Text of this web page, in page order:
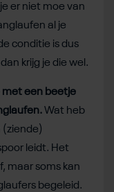
er niet moe van
al je
conditie is dus
krijg je die wel.
met een beetje
Wat heb
(ziende)
leidt. Het
maar soms kan
begeleid.